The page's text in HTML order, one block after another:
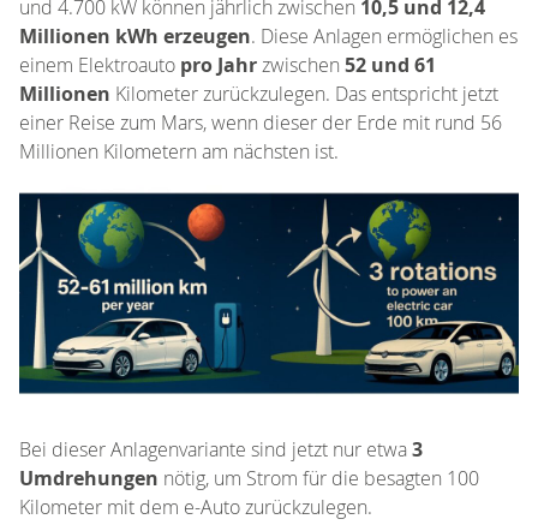
und 4.700 kW können jährlich zwischen 10,5 und 12,4
Millionen kWh erzeugen. Diese Anlagen ermöglichen es
einem Elektroauto pro Jahrzwischen 52 und 61
Millionen Kilometer zurückzulegen. Das entspricht jetzt
einer Reise zum Mars, wenn dieser der Erde mit rund 56
Millionen Kilometern am nächsten ist.
Bei dieser Anlagenvariante sind jetzt nur etwa3
Umdrehungen nötig, um Strom für die besagten 100
Kilometer mit dem e-Auto zurückzulegen.